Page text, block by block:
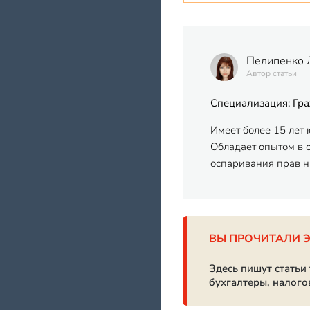
Пелипенко
Автор статьи
Специализация:
Имеет более 15
Обладает опытом в
оспаривания прав
ВЫ ПРОЧИТАЛИ
Здесь пишут
бухгалтеры,